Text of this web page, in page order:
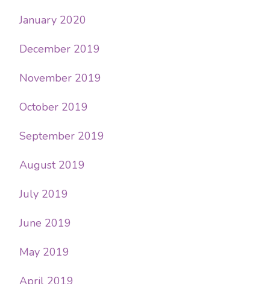
January 2020
December 2019
November 2019
October 2019
September 2019
August 2019
July 2019
June 2019
May 2019
April 2019